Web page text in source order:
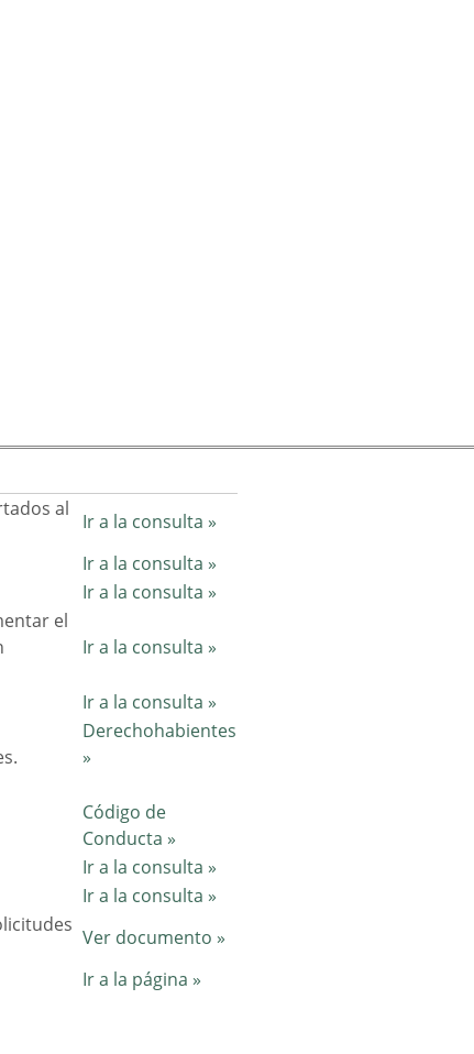
al
Ir a la consulta »
Ir a la consulta »
Ir a la consulta »
el
Ir a la consulta »
Ir a la consulta »
Derechohabientes
»
Código de
Conducta »
Ir a la consulta »
Ir a la consulta »
Ver documento »
Ir a la página »